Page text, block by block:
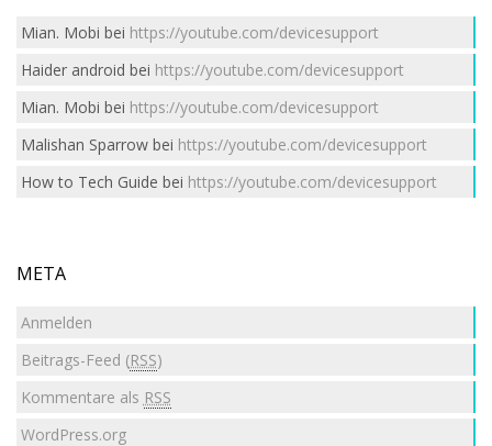
Mian. Mobi bei https://youtube.com/devicesupport
Haider android bei https://youtube.com/devicesupport
Mian. Mobi bei https://youtube.com/devicesupport
Malishan Sparrowbei https://youtube.com/devicesupport
How to Tech Guide bei https://youtube.com/devicesupport
META
Anmelden
Beitrags-Feed (RSS)
Kommentare als RSS
WordPress.org